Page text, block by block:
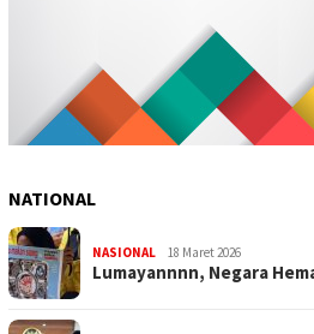
NATIONAL
NASIONAL 18 Maret 2026
Lumayannnn, Negara